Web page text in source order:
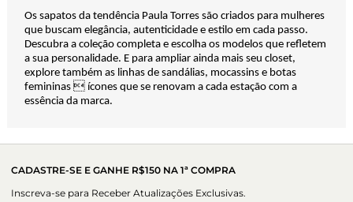
Os sapatos da tendência Paula Torres são criados para mulheres
que buscam elegância, autenticidade e estilo em cada passo.
Descubra a coleção completa e escolha os modelos que refletem
a sua personalidade. E para ampliar ainda mais seu closet,
explore também as linhas desandálias, mocassinse botas
femininas  ícones que se renovam a cada estação com a
essência da marca.
CADASTRE-SE E GANHE R$150 NA 1ª COMPRA
Inscreva-se para Receber Atualizações Exclusivas.